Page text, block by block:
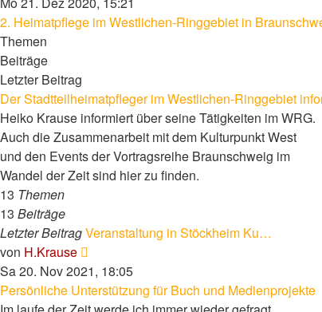
2. Heimatpflege im Westlichen-Ringgebiet in
Themen
Beiträge
Letzter Beitrag
Der Stadtteilheimatpfleger im Westlichen-Ringgebiet
Heiko Krause informiert über seine Tätigkeiten im WRG.
Auch die Zusammenarbeit mit dem Kulturpunkt West
und den Events der Vortragsreihe Braunschweig im
Wandel der Zeit sind hier zu finden.
13 Themen
13 Beiträge
Letzter BeitragVeranstaltung in Stöckheim Ku…
von H.Krause
Beitrag
Sa 20. Nov 2021, 18:05
Persönliche Unterstützung für Buch und Medienprojekte